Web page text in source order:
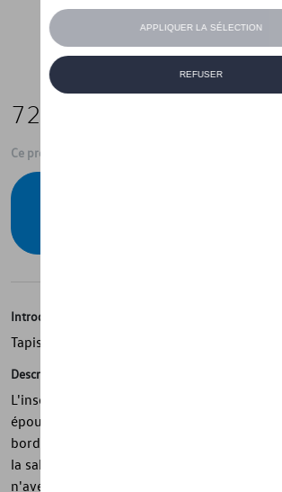
72,00 €
Ce produit n'est actuellement pas de stock
Introduction
Tapis de coffre
Description
L'insert de coffre Volkswagen d'origine est
épouse parfaitement les contours de votre
bords offrent une protection adéquate
la saleté. Est efficace contre les objets qui
n'avez pas besoin de l'insert de démarrage